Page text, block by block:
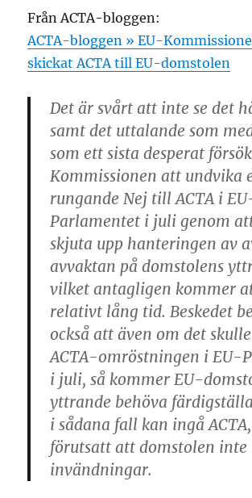
Från ACTA-bloggen:
ACTA-bloggen » EU-
skickat ACTA till EU-domstolen
Det är svårt att inte se det
samt det uttalande som
som ett sista desperat
Kommissionen att undvika
rungande Nej till ACTA i
Parlamentet i juli genom
skjuta upp hanteringen av
avvaktan på domstolens
vilket antagligen kommer
relativt lång tid. Beskedet
också att även om det
ACTA-omröstningen i EU-
i juli, så kommer EU-
yttrande behöva
i sådana fall kan ingå
förutsatt att domstolen inte
invändningar.